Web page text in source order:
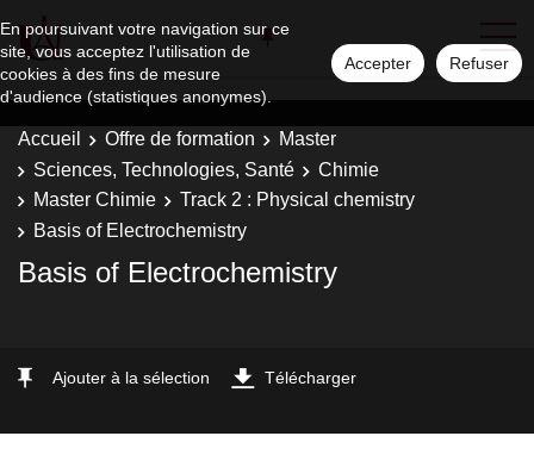
En poursuivant votre navigation sur ce
site, vous acceptez l'utilisation de
cookies à des fins de mesure
d'audience (statistiques anonymes).
Accepter Refuser
Accueil Offre de formation
Master
Sciences, Technologies, Santé
Chimie
Master Chimie
Track 2 : Physical chemistry
Basis of Electrochemistry
Basis of Electrochemistry
Ajouter à la sélection Télécharger